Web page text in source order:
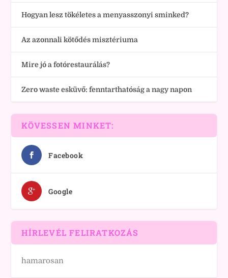
Hogyan lesz tökéletes a menyasszonyi sminked?
Az azonnali kötődés misztériuma
Mire jó a fotórestaurálás?
Zero waste esküvő: fenntarthatóság a nagy napon
KÖVESSEN MINKET:
Facebook
Google
HÍRLEVÉL FELIRATKOZÁS
hamarosan